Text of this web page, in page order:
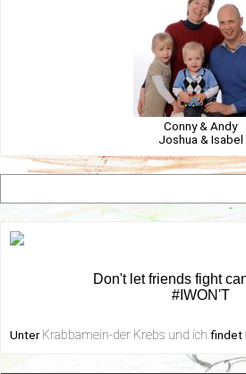
Conny & Andy
Joshua & Isabel
Don't let friends fight
#IWON'T
Unter Krabbamein-der Krebs und ich findet